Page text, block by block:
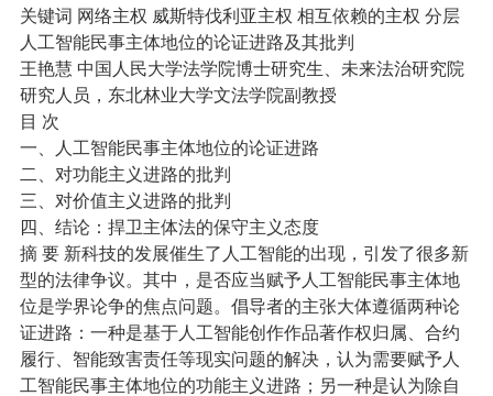
关键词 网络主权 威斯特伐利亚主权 相互依赖的主权 分层
人工智能民事主体地位的论证进路及其批判
王艳慧 中国人民大学法学院博士研究生、未来法治研究院
研究人员，东北林业大学文法学院副教授
目 次
一、人工智能民事主体地位的论证进路
二、对功能主义进路的批判
三、对价值主义进路的批判
四、结论：捍卫主体法的保守主义态度
摘 要 新科技的发展催生了人工智能的出现，引发了很多新
型的法律争议。其中，是否应当赋予人工智能民事主体地
位是学界论争的焦点问题。倡导者的主张大体遵循两种论
证进路：一种是基于人工智能创作作品著作权归属、合约
履行、智能致害责任等现实问题的解决，认为需要赋予人
工智能民事主体地位的功能主义进路；另一种是认为除自